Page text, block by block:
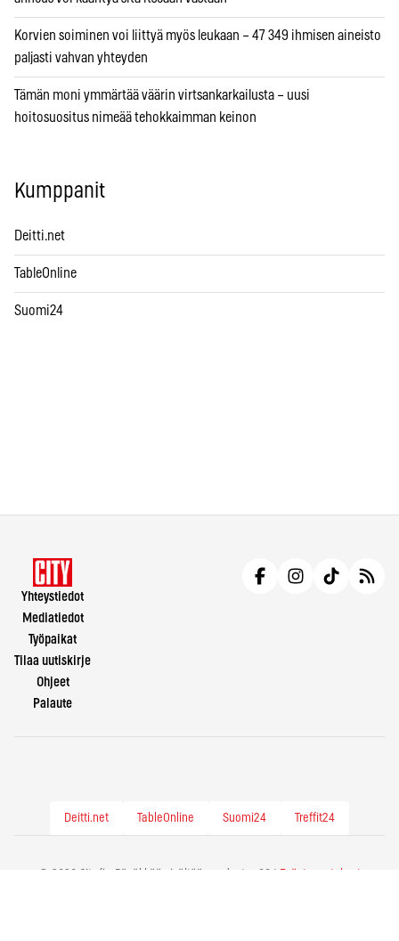
Korvien soiminen voi liittyä myös leukaan – 47 349 ihmisen aineisto
paljasti vahvan yhteyden
Tämän moni ymmärtää väärin virtsankarkailusta – uusi
hoitosuositus nimeää tehokkaimman keinon
Kumppanit
Deitti.net
TableOnline
Suomi24
Yhteystiedot
Mediatiedot
Työpaikat
Tilaa uutiskirje
Ohjeet
Palaute
Deitti.net TableOnline Suomi24 Treffit24